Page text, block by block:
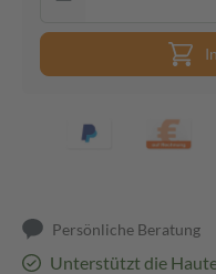
Persönliche Beratung
Unterstützt die